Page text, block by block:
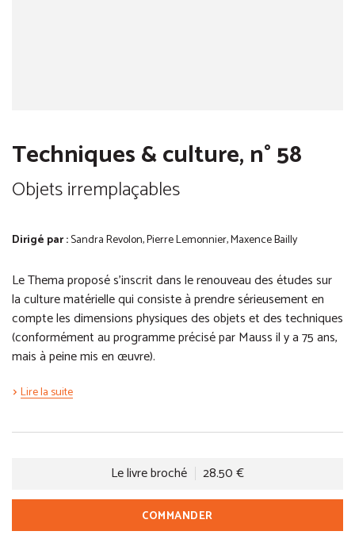
Techniques & culture, n° 58
Objets irremplaçables
Dirigé par :Sandra Revolon, Pierre Lemonnier, Maxence Bailly
Le Thema proposé s’inscrit dans le renouveau des études sur
la culture matérielle qui consiste à prendre sérieusement en
compte les dimensions physiques des objets et des techniques
(conformément au programme précisé par Mauss il y a 75 ans,
mais à peine mis en œuvre).
Lire la suite
Le livre broché 28.50 €
COMMANDER